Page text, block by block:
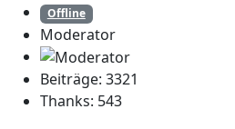
Offline
Moderator
Beiträge: 3321
Thanks: 543